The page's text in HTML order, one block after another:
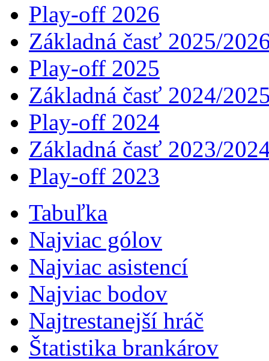
Play-off 2026
Základná časť 2025/
Play-off 2025
Základná časť 2024/
Play-off 2024
Základná časť 2023/
Play-off 2023
Tabuľka
Najviac gólov
Najviac asistencí­
Najviac bodov
Najtrestanejší hráč
Štatistika brankárov